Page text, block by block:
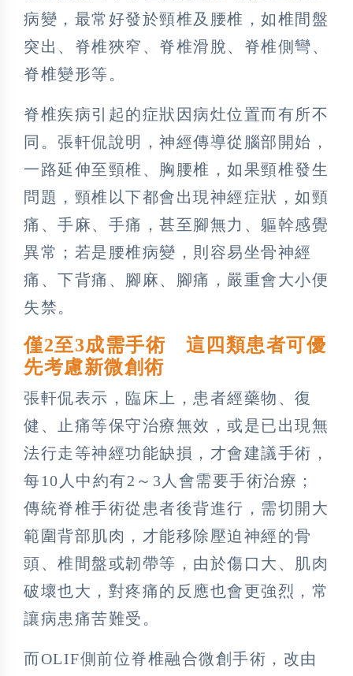
病變，最常好發於頸椎及腰椎，如椎間盤
突出、脊椎狹窄、脊椎滑脫、脊椎側彎、
脊椎變形等。
脊椎疾病引起的症狀因病灶位置而有所不
同。張軒侃說明，神經傳導從腦部開始，
一路延伸至頸椎、胸腰椎，如果頸椎發生
問題，頸椎以下都會出現神經症狀，如頸
痛、手麻、手痛，甚至腳無力、軀幹感覺
異常；若是腰椎病變，則容易坐骨神經
痛、下背痛、腳麻、腳痛，嚴重會大小便
失禁。
僅2至3成需手術 這四類患者可優
先考慮新微創術
張軒侃表示，臨床上，患者經藥物、復
健、止痛等保守治療無效，或是已出現無
法行走等神經功能缺損，才會建議手術，
每10人中約有2～3人會需要手術治療；
傳統脊椎手術從患者後背進行，需切開大
範圍背部肌肉，才能移除壓迫神經的骨
頭、椎間盤或韌帶等，由於傷口大、肌肉
破壞也大，對疼痛的反應也會更強烈，常
讓病患痛苦難受。
而OLIF側前位脊椎融合微創手術，改由